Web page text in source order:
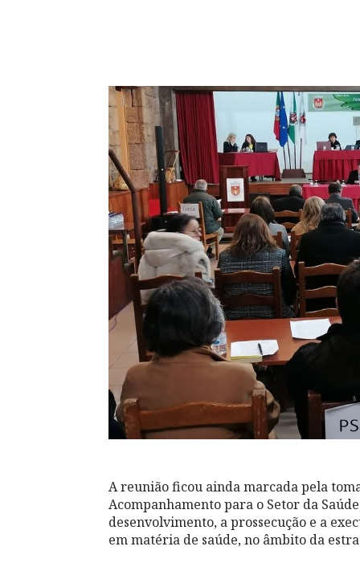
A reunião ficou ainda marcada pela
Acompanhamento para o Setor da
desenvolvimento, a prossecução e a
em matéria de saúde, no âmbito da